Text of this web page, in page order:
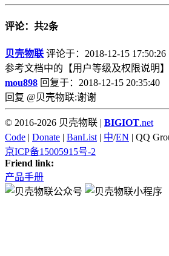
评论：共2条
贝壳物联 评论于：2018-12-15 17:50:26
参考文档中的【用户等级及权限说明】
mou898 回复于：2018-12-15 20:35:40
回复 @贝壳物联:谢谢
© 2016-2026 贝壳物联 | BIGIOT.net
Code | Donate | BanList| 中/EN | QQ
京ICP备15005915号-2
Friend link:
产品手册